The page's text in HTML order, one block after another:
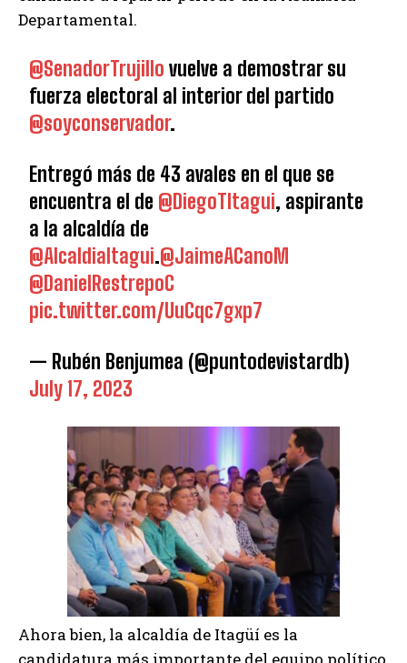
Departamental.
@SenadorTrujillo vuelve a demostrar su
fuerza electoral al interior del partido
@soyconservador.
Entregó más de 43 avales en el que se
encuentra el de @DiegoTItagui, aspirante
a la alcaldía de
@AlcaldiaItagui.@JaimeACanoM
@DanielRestrepoC
pic.twitter.com/UuCqc7gxp7
— Rubén Benjumea (@puntodevistardb)
July 17, 2023
Ahora bien, la alcaldía de Itagüí es la